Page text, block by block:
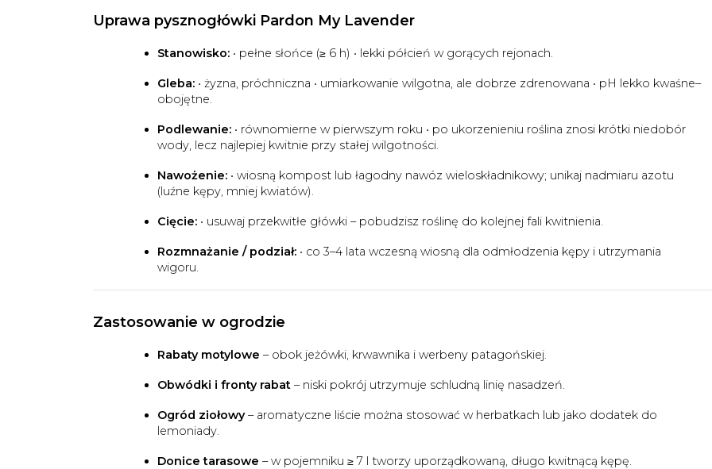
Uprawa pysznogłówki Pardon My Lavender
Stanowisko: • pełne słońce (≥ 6 h) • lekki półcień w gorących rejonach.
Gleba: • żyzna, próchniczna • umiarkowanie wilgotna, ale dobrze zdrenowana • pH lekko kwaśne–
obojętne.
Podlewanie: • równomierne w pierwszym roku • po ukorzenieniu roślina znosi krótki niedobór
wody, lecz najlepiej kwitnie przy stałej wilgotności.
Nawożenie: • wiosną kompost lub łagodny nawóz wieloskładnikowy; unikaj nadmiaru azotu
(luźne kępy, mniej kwiatów).
Cięcie: • usuwaj przekwitłe główki – pobudzisz roślinę do kolejnej fali kwitnienia.
Rozmnażanie / podział: • co 3–4 lata wczesną wiosną dla odmłodzenia kępy i utrzymania
wigoru.
Zastosowanie w ogrodzie
Rabaty motylowe – obok jeżówki, krwawnika i werbeny patagońskiej.
Obwódki i fronty rabat – niski pokrój utrzymuje schludną linię nasadzeń.
Ogród ziołowy– aromatyczne liście można stosować w herbatkach lub jako dodatek do
lemoniady.
Donice tarasowe – w pojemniku ≥ 7 l tworzy uporządkowaną, długo kwitnącą kępę.